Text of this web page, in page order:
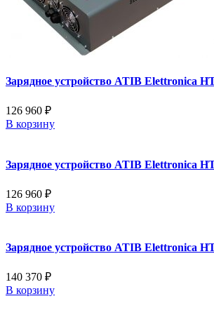
Зарядное устройство ATIB Elettronica
126 960 ₽
В корзину
Зарядное устройство ATIB Elettronica
126 960 ₽
В корзину
Зарядное устройство ATIB Elettronica
140 370 ₽
В корзину